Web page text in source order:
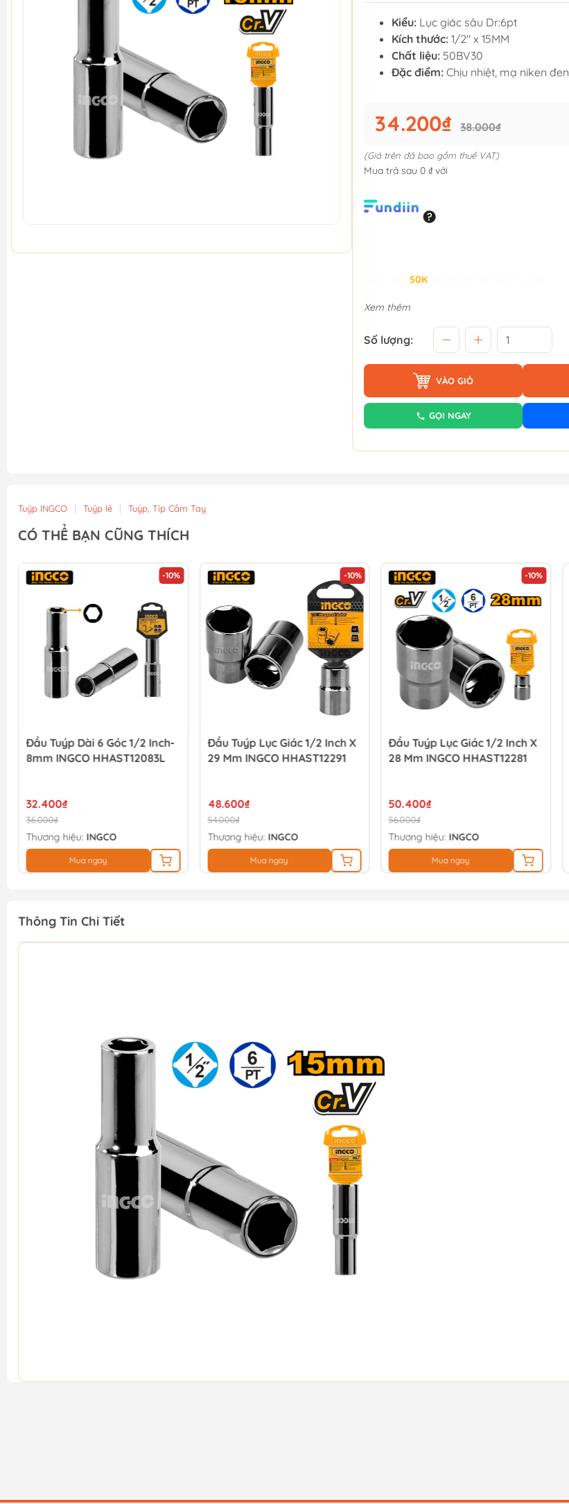
Kiểu: Lục giác sâu Dr:6pt
Kích thước: 1/2" x 15MM
Chất liệu: 50BV30
Đặc điểm: Chịu nhiệt, mạ niken đen
34.200₫ 38.000₫
(Giá trên đã bao gồm thuế VAT)
Mua trả sau 0 ₫ với
50K
Xem thêm
Số lượng:
VÀO GIỎ
GỌI NGAY
Tuýp INGCO | Tuýp lẻ | Tuýp, Típ Cầm Tay
CÓ THỂ BẠN CŨNG THÍCH
-10%
Đầu Tuýp Dài 6 Góc 1/2 Inch-
8mm INGCO HHAST12083L
32.400₫
36.000₫
Thương hiệu: INGCO
Mua ngay
-10%
Đầu Tuýp Lục Giác 1/2 Inch X
29 Mm INGCO HHAST12291
48.600₫
54.000₫
Thương hiệu: INGCO
Mua ngay
-10%
Đầu Tuýp Lục Giác 1/2 Inch X
28 Mm INGCO HHAST12281
50.400₫
56.000₫
Thương hiệu: INGCO
Mua ngay
Thông Tin Chi Tiết